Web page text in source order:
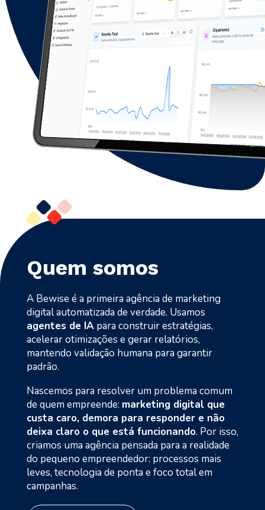
Quem somos
A Bewise é a primeira agência de marketing
digital automatizada de verdade. Usamos
agentes de IApara construir estratégias,
acelerar otimizações e gerar relatórios,
mantendo validação humana para garantir
padrão.
Nascemos para resolver um problema comum
de quem empreende: marketing digital que
custa caro, demora para responder e não
deixa claro o que está funcionando. Por isso,
criamos uma agência pensada para a realidade
do pequeno empreendedor: processos mais
leves, tecnologia de ponta e foco total em
campanhas.